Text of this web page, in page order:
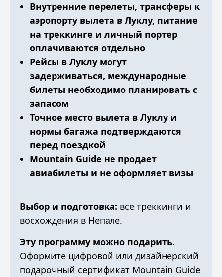
Внутренние перелеты, трансферы к
аэропорту вылета в Луклу, питание
на треккинге и личный портер
оплачиваются отдельно
Рейсы в Луклу могут
задерживаться, международные
билеты необходимо планировать с
запасом
Точное место вылета в Луклу и
нормы багажа подтверждаются
перед поездкой
Mountain Guide не продает
авиабилеты и не оформляет визы
Выбор и подготовка: все треккинги и
восхождения в Непале.
Эту программу можно подарить.
Оформите цифровой или дизайнерский
подарочный сертификат Mountain Guide